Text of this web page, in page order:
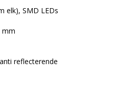
elk), SMD LEDs
mm
reflecterende